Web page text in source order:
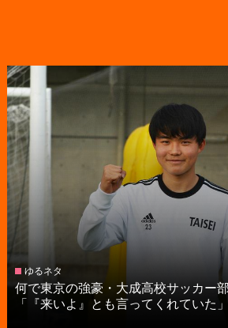
ゆるネタ
何で東京の強豪・大成高校サッカー
「『来いよ』とも言ってくれていた